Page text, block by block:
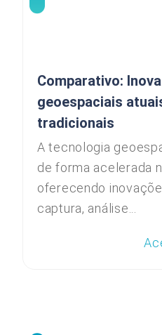
Comparativo:
geoespaciais
tradicionais
A tecnologia
de forma acelerada
oferecendo
captura, análise...